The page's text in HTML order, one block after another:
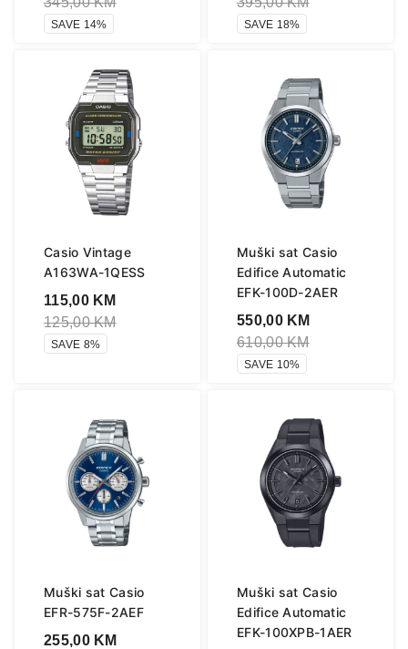
SAVE 14% SAVE 18%
Casio Vintage
A163WA-1QESS
115,00 KM
125,00KM
SAVE 8%
Muški sat Casio
Edifice Automatic
EFK-100D-2AER
550,00 KM
610,00KM
SAVE 10%
Muški sat Casio
EFR-575F-2AEF
255,00 KM
Muški sat Casio
Edifice Automatic
EFK-100XPB-1AER